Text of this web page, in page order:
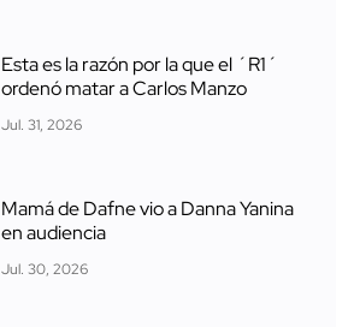
Esta es la razón por la que el ´R1´
ordenó matar a Carlos Manzo
Jul. 31, 2026
Mamá de Dafne vio a Danna Yanina
en audiencia
Jul. 30, 2026